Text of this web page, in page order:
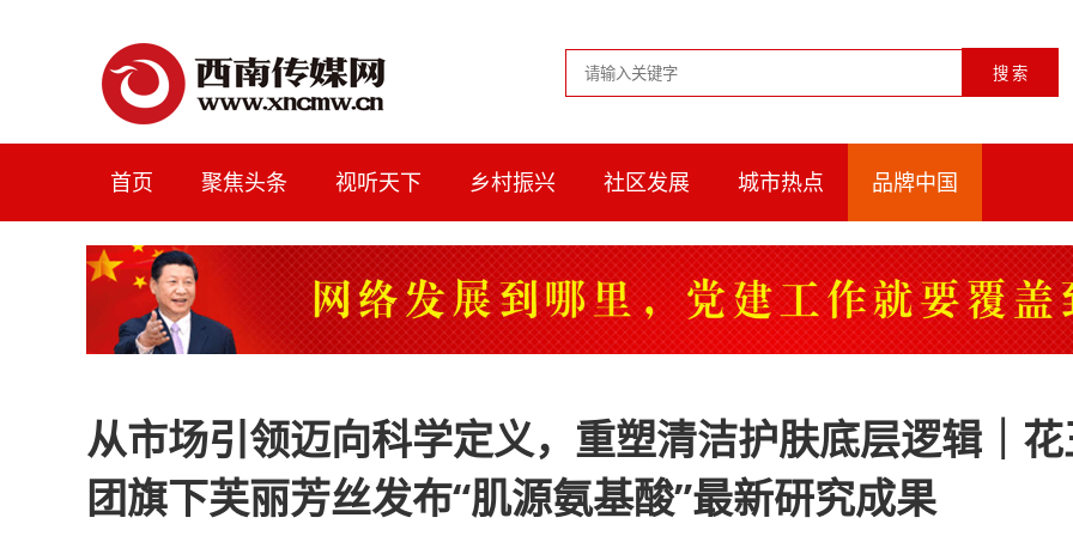
首页 聚焦头条 视听天下 乡村振兴 社区发展 城市热点 品牌中国
从市场引领迈向科学定义，重塑清洁护肤底层逻辑｜
团旗下芙丽芳丝发布“肌源氨基酸”最新研究成果